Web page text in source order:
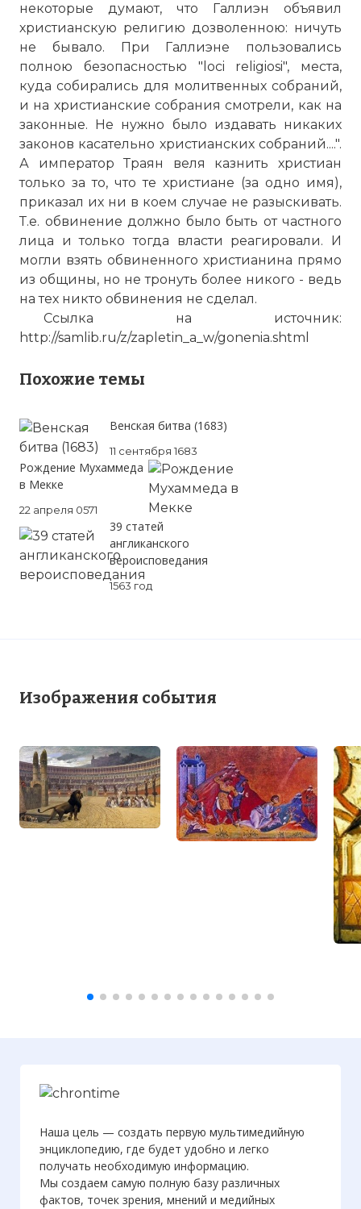
некоторые думают, что Галлиэн объявил
христианскую религию дозволенною: ничуть
не бывало. При Галлиэне пользовались
полною безопасностью "loci religiosi", места,
куда собирались для молитвенных собраний,
и на христианские собрания смотрели, как на
законные. Не нужно было издавать никаких
законов касательно христианских собраний....".
А император Траян веля казнить христиан
только за то, что те христиане (за одно имя),
приказал их ни в коем случае не разыскивать.
Т.е. обвинение должно было быть от частного
лица и только тогда власти реагировали. И
могли взять обвиненного христианина прямо
из общины, но не тронуть более никого - ведь
на тех никто обвинения не сделал.
Ссылка на источник:
http://samlib.ru/z/zapletin_a_w/gonenia.shtml
Похожие темы
Венская битва (1683)
11 сентября 1683
Рождение Мухаммеда
в Мекке
22 апреля 0571
39 статей
англиканского
вероисповедания
1563 год
Изображения события
Вернуться в статью:
Гонения на христиан
в Римской империи
Наша цель — создать первую мультимедийную
энциклопедию, где будет удобно и легко
получать необходимую информацию.
Мы создаем самую полную базу различных
фактов, точек зрения, мнений и медийных